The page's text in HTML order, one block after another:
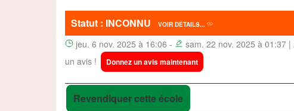
Statut : INCONNUVOIR DÉTAILS...
jeu. 6 nov. 2025 à 16:06 -
sam. 22 nov. 2025 à 01:37
un avis !
Donnez un avis maintenant
Revendiquer cette école